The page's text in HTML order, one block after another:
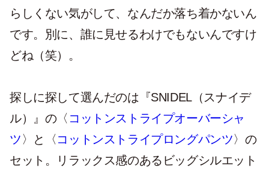
らしくない気がして、なんだか落ち着かないん
です。別に、誰に見せるわけでもないんですけ
どね（笑）。
探しに探して選んだのは『SNIDEL（スナイデ
ル）』の〈 コットンストライプオーバーシャ
ツ 〉と〈 コットンストライプロングパンツ〉の
セット。リラックス感のあるビッグシルエット